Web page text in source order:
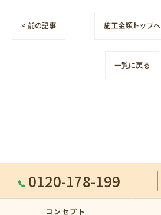
< 前の記事 施工金額トップへ
一覧に戻る
0120-178-199
コンセプト